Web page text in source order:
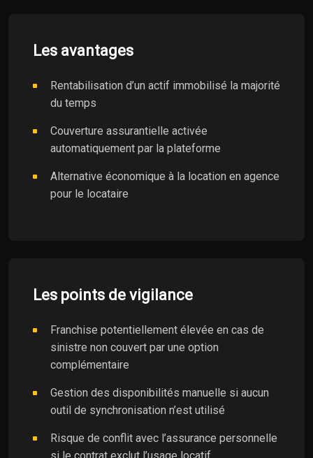
Les avantages
Rentabilisation d’un actif immobilisé la majorité
du temps
Couverture assurantielle activée
automatiquement par la plateforme
Alternative économique à la location en agence
pour le locataire
Les points de vigilance
Franchise potentiellement élevée en cas de
sinistre non couvert par une option
complémentaire
Gestion des disponibilités manuelle si aucun
outil de synchronisation n’est utilisé
Risque de conflit avec l’assurance personnelle